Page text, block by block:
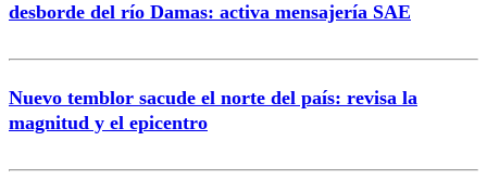
desborde del río Damas: activa mensajería SAE
Nuevo temblor sacude el norte del país: revisa la
magnitud y el epicentro